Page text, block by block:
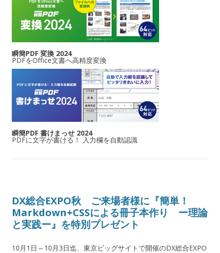
瞬簡PDF 変換 2024
PDFをOffice文書へ高精度変換
瞬簡PDF 書けまっせ 2024
PDFに文字が書ける！ 入力欄を自動認識
DX総合EXPO秋 ご来場者様に『簡単！
Markdown+CSSによる冊子本作り ー理論
と実践ー』を特別プレゼント
10月1日～10月3日迄、東京ビッグサイトで開催のDX総合EXPO